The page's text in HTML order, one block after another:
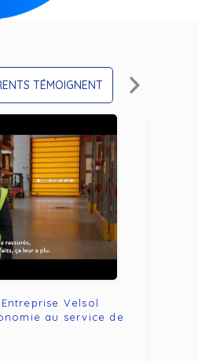
TÉMOIGNENT
Entreprise Velsol
au service de